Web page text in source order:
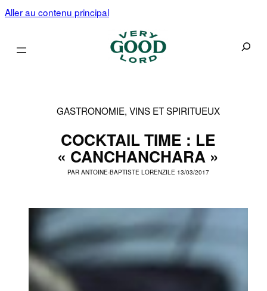
Aller au contenu principal
GASTRONOMIE, VINS ET SPIRITUEUX
COCKTAIL TIME : LE
« CANCHANCHARA »
PAR ANTOINE-BAPTISTE LORENZILE 13/03/2017